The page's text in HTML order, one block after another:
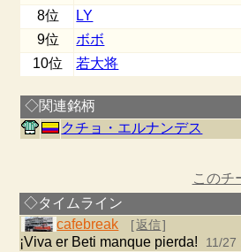
8位
LY
9位
ボボ
10位
若大将
◇関連銘柄
クチョ・エルナンデス
このチ
◇タイムライン
cafebreak
[返信]
¡Viva er Beti manque pierda! 11/27